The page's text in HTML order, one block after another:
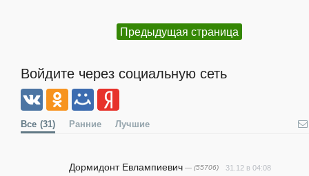
Предыдущая страница
Войдите через социальную сеть
Все (31) Ранние Лучшие
Дормидонт Евлампиевич — (55706) 31.12 в 04:08